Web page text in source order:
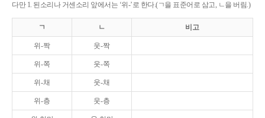
다만 1. 된소리나 거센소리 앞에서는 ‘위-’로 한다.(ㄱ을 표준어로 삼고, ㄴ을 버림.)
ㄱ ㄴ 비고
위-짝 웃-짝
위-쪽 웃-쪽
위-채 웃-채
위-층 웃-층